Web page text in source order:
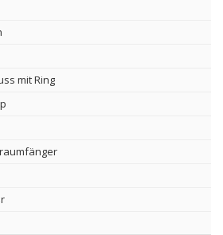
mit Ring